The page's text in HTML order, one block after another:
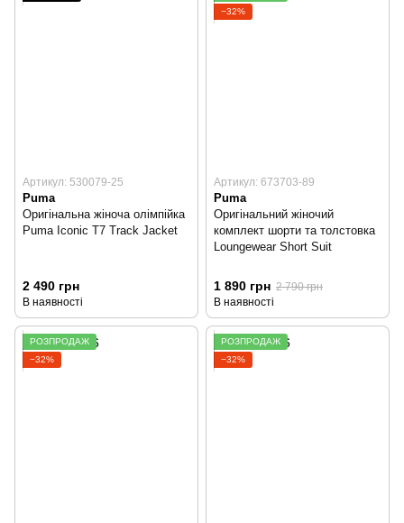
Артикул: 530079-25
Puma
Оригінальна жіноча олімпійка
Puma Iconic T7 Track Jacket
2 490 грн
В наявності
−32%
Артикул: 673703-89
Puma
Оригінальний жіночий
комплект шорти та толстовка
Loungewear Short Suit
1 890 грн 2 790 грн
В наявності
РОЗПРОДАЖ
−32%
РОЗПРОДАЖ
−32%